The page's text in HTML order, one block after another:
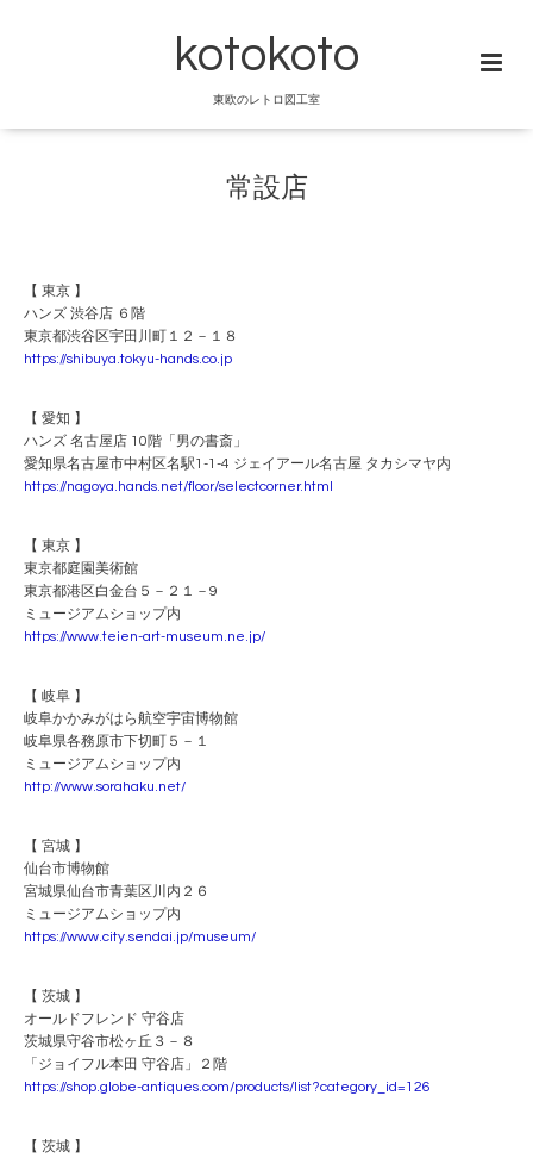
kotokoto
東欧のレトロ図工室
常設店
【 東京 】
ハンズ 渋谷店 ６階
東京都渋谷区宇田川町１２－１８
https://shibuya.tokyu-hands.co.jp
【 愛知 】
ハンズ 名古屋店 10階「男の書斎」
愛知県名古屋市中村区名駅1-1-4 ジェイアール名古屋 タカシマヤ内
https://nagoya.hands.net/floor/selectcorner.html
【 東京 】
東京都庭園美術館
東京都港区白金台５－２１－9
ミュージアムショップ内
https://www.teien-art-museum.ne.jp/
【 岐阜 】
岐阜かかみがはら航空宇宙博物館
岐阜県各務原市下切町５－１
ミュージアムショップ内
http://www.sorahaku.net/
【 宮城 】
仙台市博物館
宮城県仙台市青葉区川内２６
ミュージアムショップ内
https://www.city.sendai.jp/museum/
【 茨城 】
オールドフレンド 守谷店
茨城県守谷市松ヶ丘３－８
「ジョイフル本田 守谷店」２階
https://shop.globe-antiques.com/products/list?category_id=126
【 茨城 】